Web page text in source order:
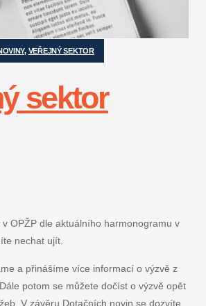
, VEŘEJNÝ SEKTOR
sektor
OPŽP dle aktuálního harmonogramu v
nechat ujít.
a přinášíme více informací o výzvě z
potom se můžete dočíst o výzvě opět
V závěru Dotačních novin se dozvíte